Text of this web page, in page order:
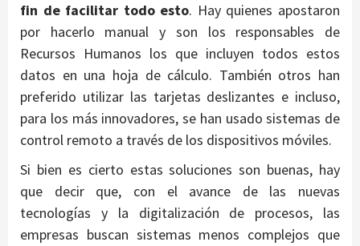
fin de facilitar todo esto. Hay quienes apostaron
por hacerlo manual y son los responsables de
Recursos Humanos los que incluyen todos estos
datos en una hoja de cálculo. También otros han
preferido utilizar las tarjetas deslizantes e incluso,
para los más innovadores, se han usado sistemas de
control remoto a través de los dispositivos móviles.
Si bien es cierto estas soluciones son buenas, hay
que decir que, con el avance de las nuevas
tecnologías y la digitalización de procesos, las
empresas buscan sistemas menos complejos que